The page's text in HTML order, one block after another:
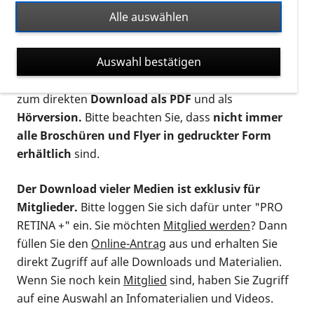
Ort. Nutzen Sie den Formatfilter, um ausschließlich
nach Flyern und Broschüren, Audios oder Videos zu
suchen. Die meisten Flyer und Broschüren werden in
verschiedenen Formaten angeboten: zur
postalischen Bestellung als gedruckte Variante
zum direktenDownload als PDFund als
Hörversion. Bitte beachten Sie, dass nicht immer
alle Broschüren und Flyer in gedruckter Form
erhältlich sind.
Der Download vieler Medien ist exklusiv für
Mitglieder. Bitte loggen Sie sich dafür unter "PRO
RETINA +" ein. Sie möchten Mitglied werden? Dann
füllen Sie den Online-Antrag aus und erhalten Sie
direkt Zugriff auf alle Downloads und Materialien.
Wenn Sie noch kein Mitglied sind, haben Sie Zugriff
auf eine Auswahl an Infomaterialien und Videos.
Alle auswählen
Auswahl bestätigen